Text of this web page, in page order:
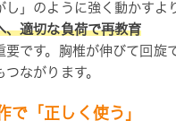
し」のように強く動かすよ
、適切な負荷で再教育
要です。胸椎が伸びて回旋
ながります。
「正しく使う」